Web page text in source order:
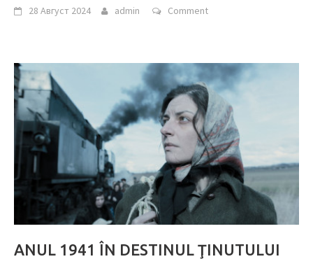
28 Август 2024 admin Comment
ANUL 1941 ÎN DESTINUL ŢINUTULUI